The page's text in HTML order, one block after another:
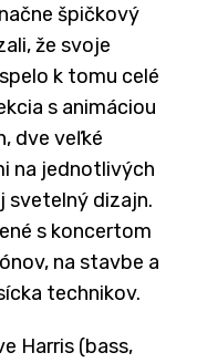
špičkový
že svoje
k tomu celé
s animáciou
dve veľké
na jednotlivých
svetelný dizajn.
s koncertom
na stavbe a
technikov.
Harris (bass,